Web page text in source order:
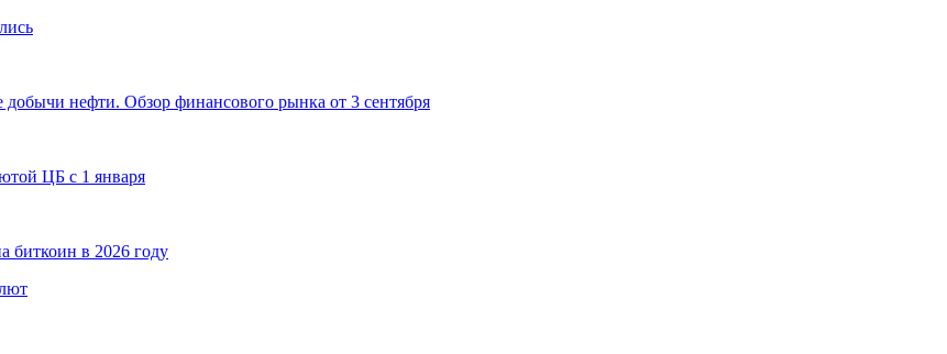
нефти. Обзор финансового рынка от 3 сентября
ЦБ с 1 января
биткоин в 2026 году